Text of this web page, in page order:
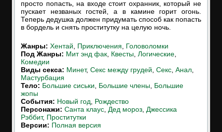
просто попасть, на входе стоит охранник, который не
пускает незваных гостей, а в камине горит огонь.
Теперь дедушка должен придумать способ как попасть
в бордель и снять проститутку на целую ночь.
Жанры: Хентай Приключения
Головоломки
Под Жанры: Мит энд фак Квесты Логические
Комедии
Виды секса: Минет, Секс между грудей Секс Анал
Мастурбация
Тело: Большие сиськи Большие члены Большие
жопы
События: Новый год
Рождество
Персонажи: Санта клаус Дед мороз Джессика
Рэббит, Проститутки
Версии: Полная версия